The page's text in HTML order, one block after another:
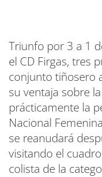
Triunfo por 3 a 1
el CD Firgas, tres
conjunto tiñosero
su ventaja sobre
prácticamente la
Nacional
se reanudará
visitando el
colista de la